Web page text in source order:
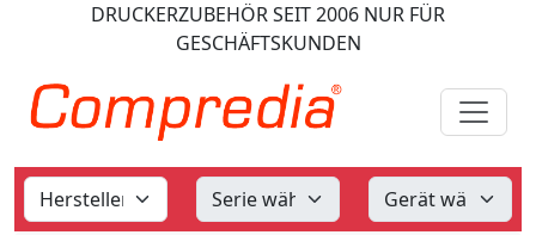
DRUCKERZUBEHÖRSEIT 2006 NUR FÜR
GESCHÄFTSKUNDEN